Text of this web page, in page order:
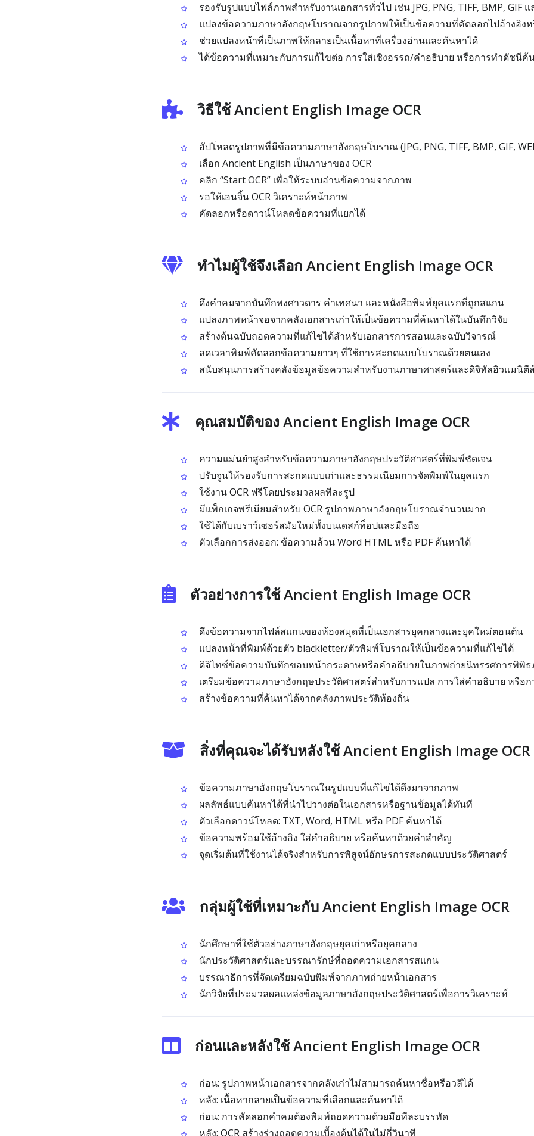
รองรับรูปแบบไฟล์ภาพสำหรับงานเอกสารทั่วไป เช่น JPG, PNG, TIFF, BMP, GIF แ
แปลงข้อความภาษาอังกฤษโบราณจากรูปภาพให้เป็นข้อความที่คัดลอกไปอ้างอิง
ช่วยแปลงหน้าที่เป็นภาพให้กลายเป็นเนื้อหาที่เครื่องอ่านและค้นหาได้
ได้ข้อความที่เหมาะกับการแก้ไขต่อ การใส่เชิงอรรถ/คำอธิบาย หรือการทำดัชนีค้
วิธีใช้ Ancient English Image OCR
อัปโหลดรูปภาพที่มีข้อความภาษาอังกฤษโบราณ (JPG, PNG, TIFF, BMP, GIF,
เลือก Ancient English เป็นภาษาของ OCR
คลิก “Start OCR” เพื่อให้ระบบอ่านข้อความจากภาพ
รอให้เอนจิ้น OCR วิเคราะห์หน้าภาพ
คัดลอกหรือดาวน์โหลดข้อความที่แยกได้
ทำไมผู้ใช้จึงเลือก Ancient English Image OCR
ดึงคำคมจากบันทึกพงศาวดาร คำเทศนา และหนังสือพิมพ์ยุคแรกที่ถูกสแกน
แปลงภาพหน้าจอจากคลังเอกสารเก่าให้เป็นข้อความที่ค้นหาได้ในบันทึกวิจัย
สร้างต้นฉบับถอดความที่แก้ไขได้สำหรับเอกสารการสอนและฉบับวิจารณ์
ลดเวลาพิมพ์คัดลอกข้อความยาวๆ ที่ใช้การสะกดแบบโบราณด้วยตนเอง
สนับสนุนการสร้างคลังข้อมูลข้อความสำหรับงานภาษาศาสตร์และดิจิทัลฮิวแมนิตี
คุณสมบัติของ Ancient English Image OCR
ความแม่นยำสูงสำหรับข้อความภาษาอังกฤษประวัติศาสตร์ที่พิมพ์ชัดเจน
ปรับจูนให้รองรับการสะกดแบบเก่าและธรรมเนียมการจัดพิมพ์ในยุคแรก
ใช้งาน OCR ฟรีโดยประมวลผลทีละรูป
มีแพ็กเกจพรีเมียมสำหรับ OCR รูปภาพภาษาอังกฤษโบราณจำนวนมาก
ใช้ได้กับเบราว์เซอร์สมัยใหม่ทั้งบนเดสก์ท็อปและมือถือ
ตัวเลือกการส่งออก: ข้อความล้วน Word HTML หรือ PDF ค้นหาได้
ตัวอย่างการใช้ Ancient English Image OCR
ดึงข้อความจากไฟล์สแกนของห้องสมุดที่เป็นเอกสารยุคกลางและยุคใหม่ตอนต้น
แปลงหน้าที่พิมพ์ด้วยตัว blackletter/ตัวพิมพ์โบราณให้เป็นข้อความที่แก้ไขได้
ดิจิไทซ์ข้อความบันทึกขอบหน้ากระดาษหรือคำอธิบายในภาพถ่ายนิทรรศการพิพิ
เตรียมข้อความภาษาอังกฤษประวัติศาสตร์สำหรับการแปล การใส่คำอธิบาย หรือ
สร้างข้อความที่ค้นหาได้จากคลังภาพประวัติท้องถิ่น
สิ่งที่คุณจะได้รับหลังใช้ Ancient English Image OCR
ข้อความภาษาอังกฤษโบราณในรูปแบบที่แก้ไขได้ดึงมาจากภาพ
ผลลัพธ์แบบค้นหาได้ที่นำไปวางต่อในเอกสารหรือฐานข้อมูลได้ทันที
ตัวเลือกดาวน์โหลด: TXT, Word, HTML หรือ PDF ค้นหาได้
ข้อความพร้อมใช้อ้างอิง ใส่คำอธิบาย หรือค้นหาด้วยคำสำคัญ
จุดเริ่มต้นที่ใช้งานได้จริงสำหรับการพิสูจน์อักษรการสะกดแบบประวัติศาสตร์
กลุ่มผู้ใช้ที่เหมาะกับ Ancient English Image OCR
นักศึกษาที่ใช้ตัวอย่างภาษาอังกฤษยุคเก่าหรือยุคกลาง
นักประวัติศาสตร์และบรรณารักษ์ที่ถอดความเอกสารสแกน
บรรณาธิการที่จัดเตรียมฉบับพิมพ์จากภาพถ่ายหน้าเอกสาร
นักวิจัยที่ประมวลผลแหล่งข้อมูลภาษาอังกฤษประวัติศาสตร์เพื่อการวิเคราะห์
ก่อนและหลังใช้ Ancient English Image OCR
ก่อน: รูปภาพหน้าเอกสารจากคลังเก่าไม่สามารถค้นหาชื่อหรือวลีได้
หลัง: เนื้อหากลายเป็นข้อความที่เลือกและค้นหาได้
ก่อน: การคัดลอกคำคมต้องพิมพ์ถอดความด้วยมือทีละบรรทัด
หลัง: OCR สร้างร่างถอดความเบื้องต้นได้ในไม่กี่วินาที